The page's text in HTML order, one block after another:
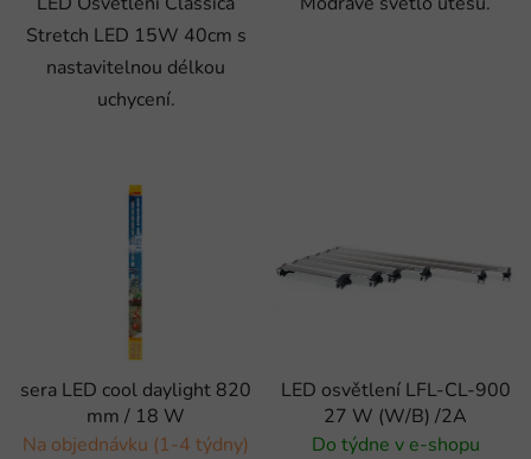
Stretch LED 15W 40cm s
nastavitelnou délkou
uchycení.
sera LED cool daylight 820
mm / 18 W
Na objednávku (1-4 týdny)
LED osvětlení LFL-CL-900
27 W (W/B) /2A
Do týdne v e-shopu